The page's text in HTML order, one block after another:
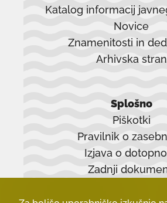
Katalog informacij
Novice
Znamenitosti in
Arhivska stran
odpre
novem
oknu
Splošno
Piškotki
Pravilnik o
Izjava o
Zadnji